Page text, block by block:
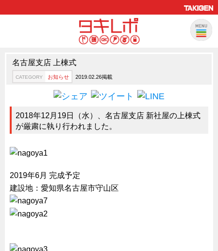
CATEGORY 製品情報
新製品ロケットニュース
ピックアップ製品
製品開発秘話
ハイセキュリティ錠前TAKシリーズ
モニターアーム
CFRP（炭素繊維強化プラスチック）
CATEGORY
試作・特注品の事例集
名古屋支店 上棟式
CATEGORY お知らせ 2019.02.26掲載
2018年12月19日（水）、名古屋支店 新社屋の上棟式
が厳粛に執り行われました。
2019年6月 完成予定
建設地：愛知県名古屋市守山区